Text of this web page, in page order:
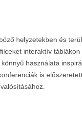
helyzetekben és
interaktív
használata
is